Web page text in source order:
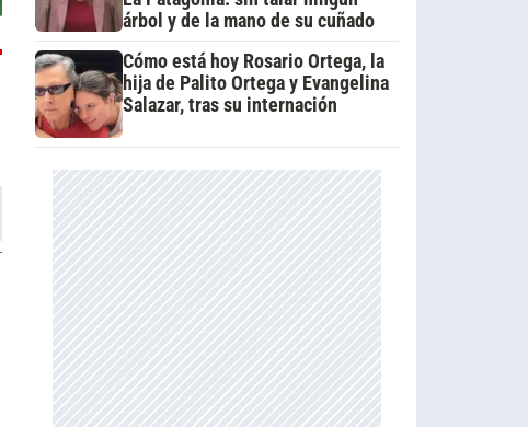
árbol y de la mano de su cuñado
Cómo está hoy Rosario Ortega, la
hija de Palito Ortega y Evangelina
Salazar, tras su internación